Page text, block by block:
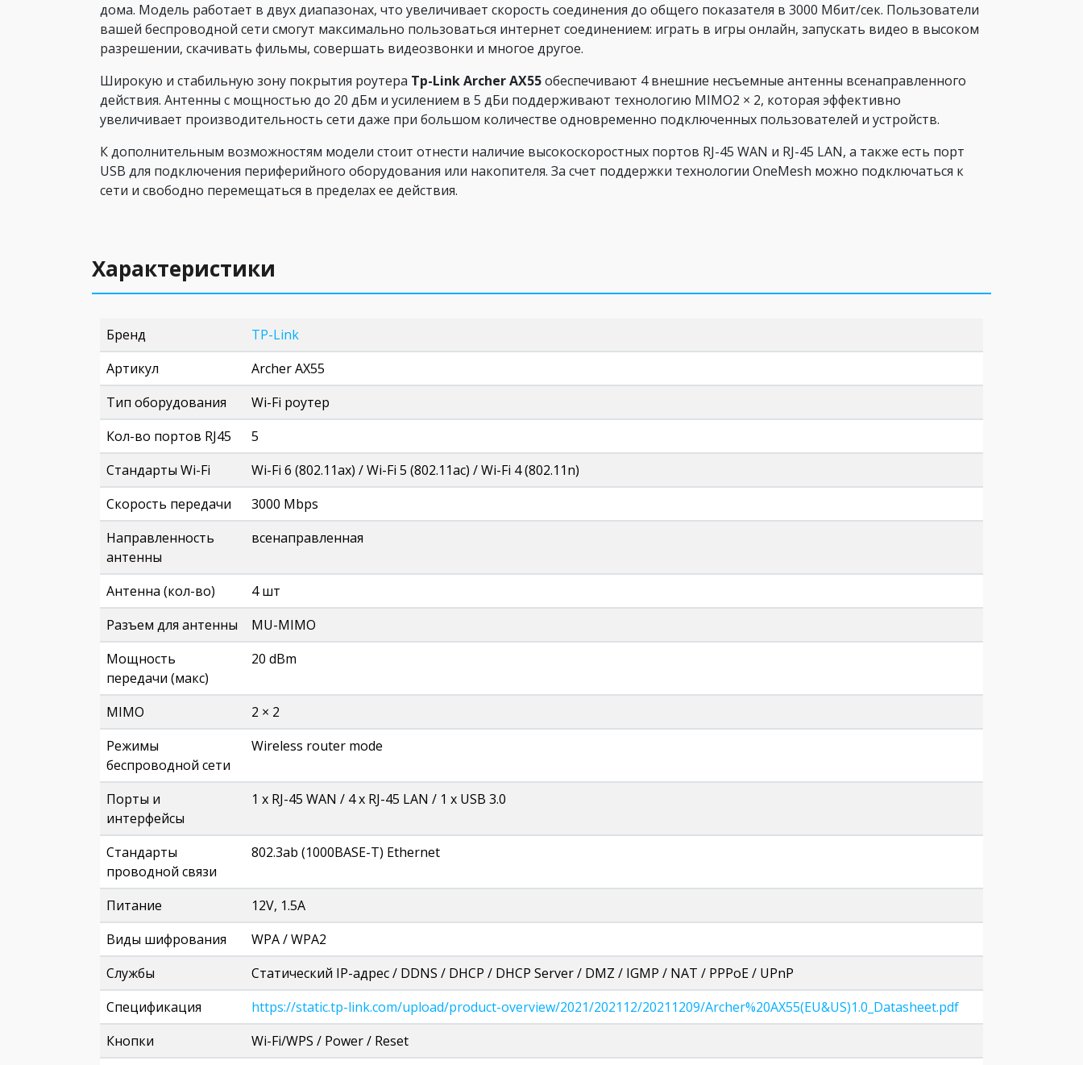
дома. Модель работает в двух диапазонах, что увеличивает скорость соединения до общего показателя в 3000 Мбит/сек. Пользователи
вашей беспроводной сети смогут максимально пользоваться интернет соединением: играть в игры онлайн, запускать видео в высоком
разрешении, скачивать фильмы, совершать видеозвонки и многое другое.
Широкую и стабильную зону покрытия роутера Tp-LinkArcherAX55обеспечивают 4 внешние несъемные антенны всенаправленного
действия. Антенны с мощностью до 20 дБм и усилением в 5 дБи поддерживают технологию MIMO2 × 2, которая эффективно
увеличивает производительность сети даже при большом количестве одновременно подключенных пользователей и устройств.
К дополнительным возможностям модели стоит отнести наличие высокоскоростных портов RJ-45 WAN и RJ-45 LAN, а также есть порт
USB для подключения периферийного оборудования или накопителя. За счет поддержки технологии OneMesh можно подключаться к
сети и свободно перемещаться в пределах ее действия.
Характеристики
Бренд
TP-Link
Артикул
Archer AX55
Тип оборудования
Wi-Fi роутер
Кол-во портов RJ45
5
Стандарты Wi-Fi
Wi-Fi 6 (802.11ax) / Wi-Fi 5 (802.11ac) / Wi-Fi 4 (802.11n)
Скорость передачи
3000 Mbps
Направленность
антенны
всенаправленная
Антенна (кол-во)
4 шт
Разъем для антенны
MU-MIMO
Мощность
передачи (макс)
20 dBm
MIMO
2 × 2
Режимы
беспроводной сети
Wireless router mode
Порты и
интерфейсы
1 х RJ-45 WAN / 4 х RJ-45 LAN / 1 х USB 3.0
Стандарты
проводной связи
802.3ab (1000BASE-T) Ethernet
Питание
12V, 1.5A
Виды шифрования
WPA / WPA2
Службы
Cтатический IP-адрес / DDNS / DHCP / DHCP Server / DMZ / IGMP / NAT / PPPoE / UPnP
Спецификация
https://static.tp-link.com/upload/product-overview/2021/202112/20211209/Archer%20AX55(EU&US)1.0_Datasheet.pdf
Кнопки
Wi-Fi/WPS / Power / Reset